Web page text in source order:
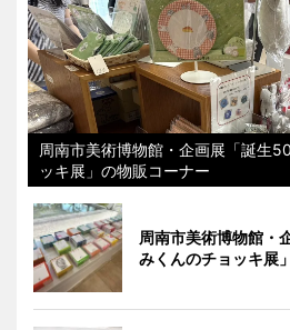
周南市美術博物館・企画展「誕生
ッキ展」の物販コーナー
周南市美術博物館・
みくんのチョッキ展